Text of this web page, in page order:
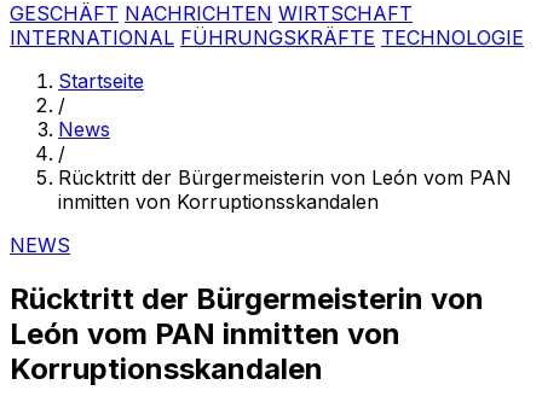
GESCHÄFT NACHRICHTEN WIRTSCHAFT
INTERNATIONAL FÜHRUNGSKRÄFTE TECHNOLOGIE
Startseite
/
News
/
Rücktritt der Bürgermeisterin von León vom PAN
inmitten von Korruptionsskandalen
NEWS
Rücktritt der Bürgermeisterin von
León vom PAN inmitten von
Korruptionsskandalen